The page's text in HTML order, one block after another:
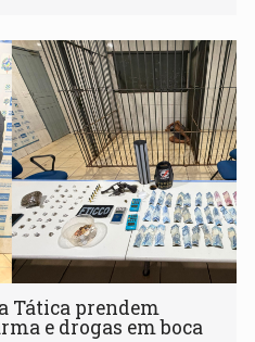
Tática prendem
e drogas em boca